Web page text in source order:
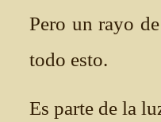
Pero un rayo
todo esto.
Es parte de la